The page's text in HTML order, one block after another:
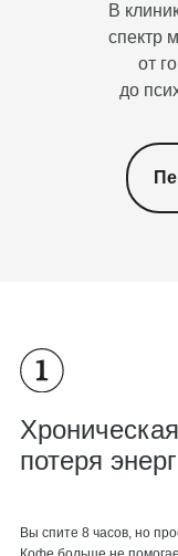
В
спектр
от
до
потеря
Вы спите 8 часов, но